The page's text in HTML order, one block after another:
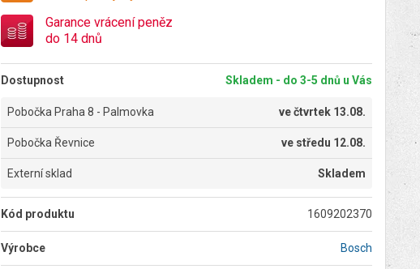
Garance vrácení peněz
do 14 dnů
Dostupnost Skladem - do 3-5 dnů u Vás
Pobočka Praha 8 - Palmovka večtvrtek 13.08.
Pobočka Řevnice ve středu 12.08.
Externí sklad Skladem
Kód produktu 1609202370
Výrobce Bosch